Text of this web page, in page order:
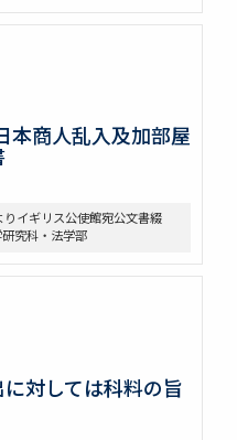
商人乱入及加部屋
イギリス公使館宛公文書綴
究科・法学部
対しては科料の旨